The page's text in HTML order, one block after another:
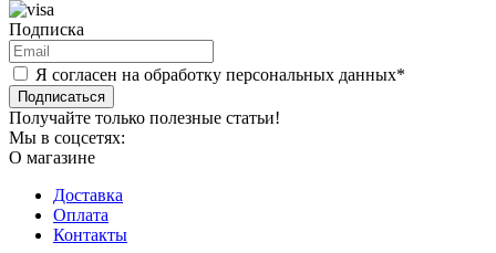
Подписка
Я согласен на обработку персональных данных*
Подписаться
Получайте только полезные статьи!
Мы в соцсетях:
О магазине
Доставка
Оплата
Контакты